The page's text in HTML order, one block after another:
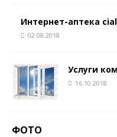
Интернет-аптека
02.08.2018
Услуги
16.10.2018
ФОТО